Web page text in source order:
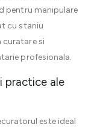
pentru manipulare
cu staniu
curatare si
profesionala.
practice ale
este ideal